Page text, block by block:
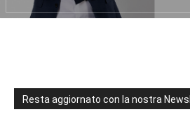
Resta aggiornato con la nostra